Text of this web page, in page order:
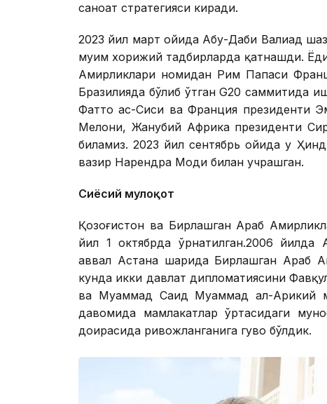
саноат стратегияси киради.
2023 йил март ойида Абу-Даби Валиаҳд
муҳим хорижий тадбирларда қатнашди.
Амирликлари номидан Рим Папаси
Бразилияда бўлиб ўтган G20 саммитида
Фаттоҳ ас-Сиси ва Франция
Мелони, Жанубий Африка президенти
биламиз. 2023 йил сентябрь ойида у
вазир Нарендра Моди билан учрашган.
Сиёсий мулоқот
Қозоғистон ва Бирлашган Араб
йил 1 октябрда ўрнатилган.2006
аввал Астана шаҳрида Бирлашган Араб
кунда икки давлат дипломатиясини
ва Муҳаммад Саид Муҳаммад ал-Арикий
давомида мамлакатлар ўртасидаги
доирасида ривожланганига гувоҳ бўлдик.